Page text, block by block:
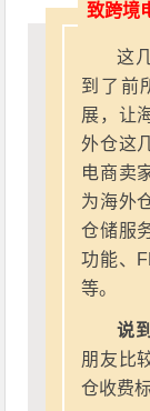
致跨境
这
到了前
展，让
外仓这
电商卖
为海外
仓储服
功能、
等。
说
朋友比
仓收费